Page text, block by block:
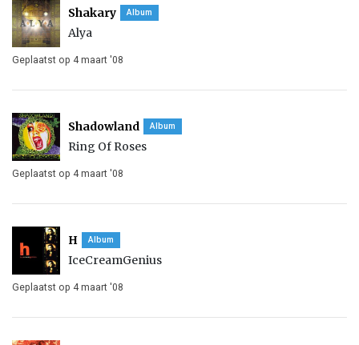
Shakary Album
Alya
Geplaatst op 4 maart '08
Shadowland Album
Ring Of Roses
Geplaatst op 4 maart '08
H Album
IceCreamGenius
Geplaatst op 4 maart '08